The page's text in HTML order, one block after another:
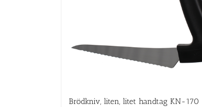
Brödkniv, liten, litet handtag KN-170